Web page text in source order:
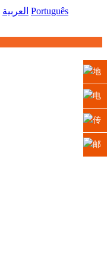
العربية Português
地
址：
江苏
省苏
电
话：
0512-
传
真：
邮